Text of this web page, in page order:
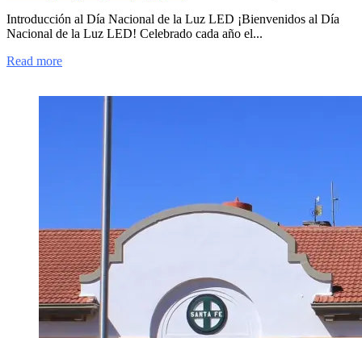
Introducción al Día Nacional de la Luz LED ¡Bienvenidos al Día
Nacional de la Luz LED! Celebrado cada año el...
Read more